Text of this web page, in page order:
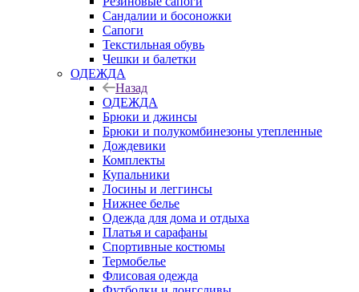
Сандалии и босоножки
Сапоги
Текстильная обувь
Чешки и балетки
ОДЕЖДА
Назад
ОДЕЖДА
Брюки и джинсы
Брюки и полукомбинезоны утепленные
Дождевики
Комплекты
Купальники
Лосины и леггинсы
Нижнее белье
Одежда для дома и отдыха
Платья и сарафаны
Спортивные костюмы
Термобелье
Флисовая одежда